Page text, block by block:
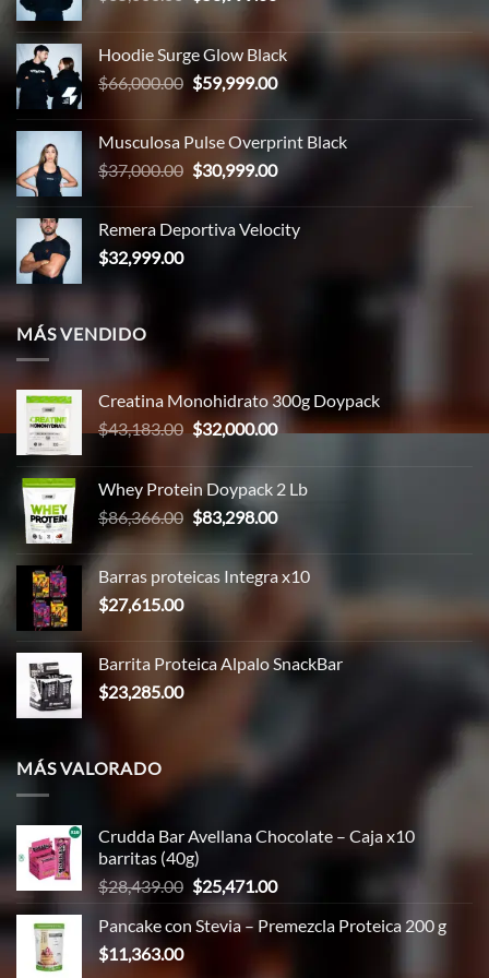
original
era:
$65,000.00.
actual
es:
$58,999.00.
Hoodie Surge Glow Black
$66,000.00 El
original
era:
$66,000.00.
$59,999.00El
es:
$59,999.00.
Musculosa Pulse Overprint Black
$37,000.00 El
precio
original
era:
$30,999.00El
actual
es:
Remera Deportiva Velocity
$32,999.00
MÁS VENDIDO
Creatina Monohidrato 300g Doypack
$43,183.00 El
original
era:
$43,183.00.
$32,000.00El
es:
$32,000.00.
Whey Protein Doypack 2 Lb
$86,366.00 El
precio
era:
$86,366.00.
$83,298.00El
es:
$83,298.00.
Barras proteicas Integra x10
$27,615.00
Barrita Proteica Alpalo SnackBar
$23,285.00
MÁS VALORADO
Crudda Bar Avellana Chocolate – Caja x10
barritas (40g)
$28,439.00 El
precio
original
$25,471.00El
precio
actual
es:
Pancake con Stevia – Premezcla Proteica 200 g
$11,363.00